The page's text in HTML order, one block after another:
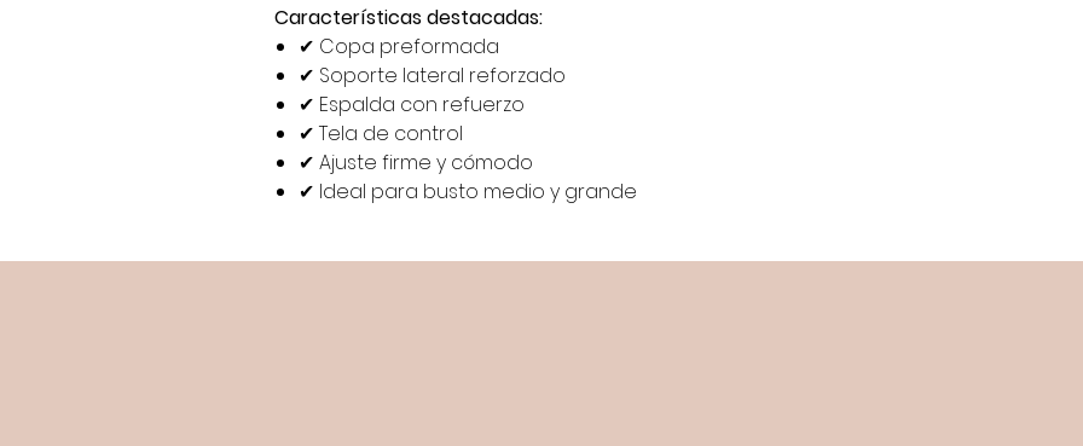
Características destacadas:
✔ Copa preformada
✔ Soporte lateral reforzado
✔ Espalda con refuerzo
✔ Tela de control
✔ Ajuste firme y cómodo
✔ Ideal para busto medio y grande